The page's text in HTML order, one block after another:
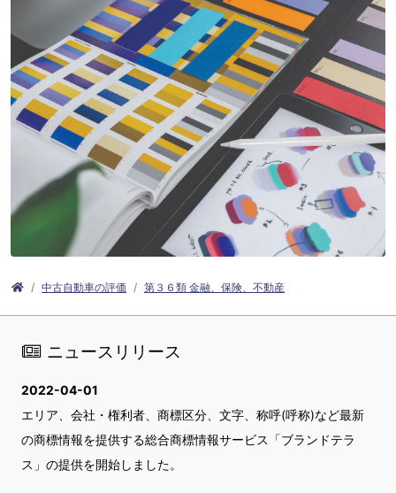
中古自動車の評価 第３６類 金融、保険、不動産
ニュースリリース
2022-04-01
エリア、会社・権利者、商標区分、文字、称呼(呼称)など最新
の商標情報を提供する総合商標情報サービス「ブランドテラ
ス」の提供を開始しました。